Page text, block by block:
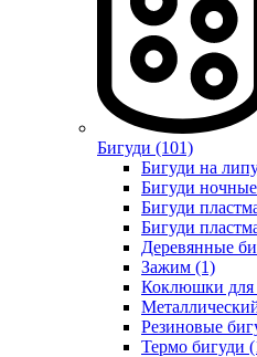
Бигуди (101)
Бигуди на
Бигуди
Бигуди
Бигуди
Деревянные
Зажим (1)
Коклюшки для
Резиновые
Термо бигуди